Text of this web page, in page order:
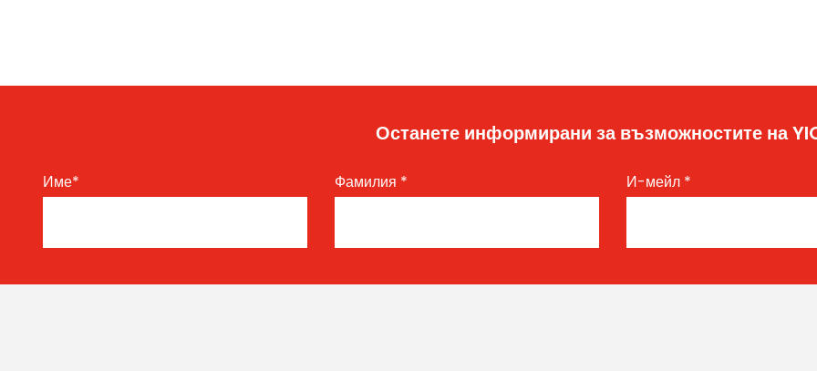
Останете информирани за възможностите на
Име* Фамилия * И-мейл *